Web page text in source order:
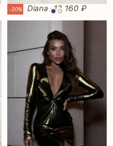
-20% Diana—13 160 ₽